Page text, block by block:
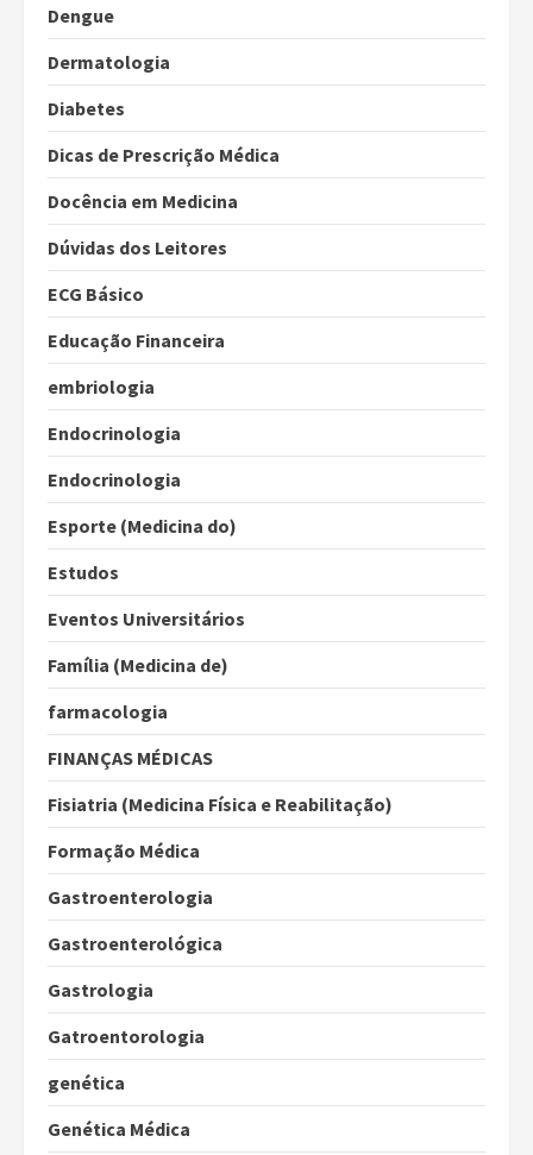
Dengue
Dermatologia
Diabetes
Dicas de Prescrição Médica
Docência em Medicina
Dúvidas dos Leitores
ECG Básico
Educação Financeira
embriologia
Endocrinologia
Endocrinologia
Esporte (Medicina do)
Estudos
Eventos Universitários
Família (Medicina de)
farmacologia
FINANÇAS MÉDICAS
Fisiatria (Medicina Física e Reabilitação)
Formação Médica
Gastroenterologia
Gastroenterológica
Gastrologia
Gatroentorologia
genética
Genética Médica